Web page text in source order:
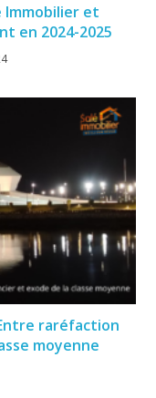
Immobilier et
en 2024-2025
raréfaction
moyenne